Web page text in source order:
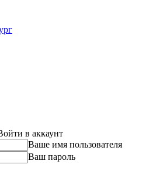
в аккаунт
Ваше имя пользователя
Ваш пароль